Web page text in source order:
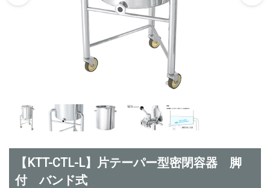
【KTT-CTL-L】片テーパー型密閉容器 脚
付 バンド式